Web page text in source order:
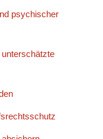
psychischer